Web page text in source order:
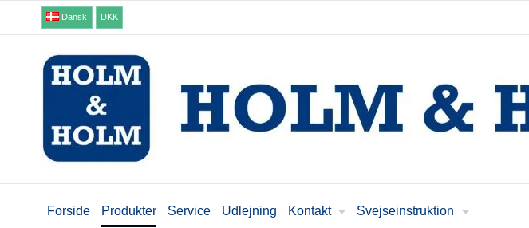
Dansk DKK
Forside Produkter Service Udlejning Kontakt Svejseinstruktion